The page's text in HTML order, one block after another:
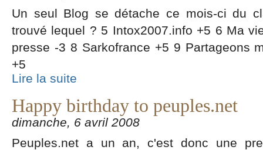
Un seul Blog se détache ce mois-ci du
trouvé lequel ? 5 Intox2007.info +5 6 Ma
presse -3 8 Sarkofrance +5 9 Partageons
+5
Lire la suite
Happy birthday to peuples.net
dimanche, 6 avril 2008
Peuples.net a un an, c'est donc une